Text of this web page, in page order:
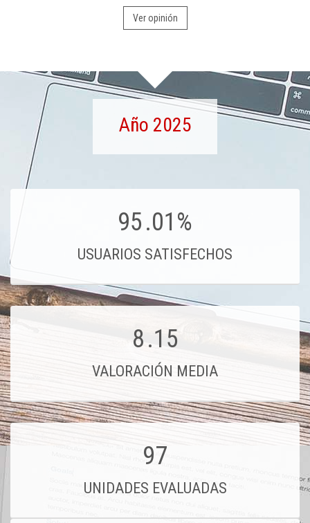
Ver opinión
Año 2025
95.01%
USUARIOS SATISFECHOS
8.15
VALORACIÓN MEDIA
97
UNIDADES EVALUADAS